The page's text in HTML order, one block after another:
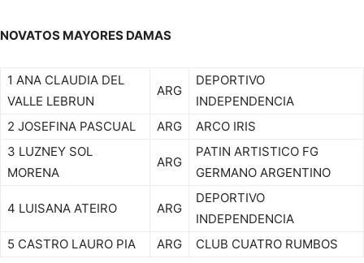
NOVATOS MAYORES DAMAS
1 ANA CLAUDIA DEL
VALLE LEBRUN
ARG
DEPORTIVO
INDEPENDENCIA
2 JOSEFINA PASCUAL
ARG
ARCO IRIS
3 LUZNEY SOL
MORENA
ARG
PATIN ARTISTICO FG
GERMANO ARGENTINO
4 LUISANA ATEIRO ARG
DEPORTIVO
INDEPENDENCIA
5 CASTRO LAURO PIA
ARG CLUB CUATRO RUMBOS